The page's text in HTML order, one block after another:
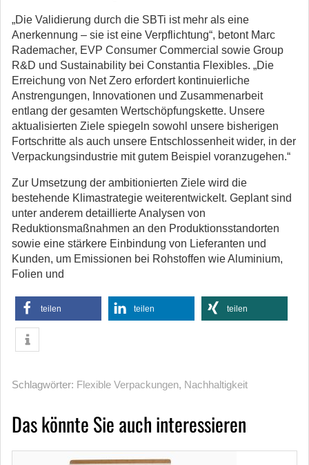
„Die Validierung durch die SBTi ist mehr als eine
Anerkennung – sie ist eine Verpflichtung“, betont Marc
Rademacher, EVP Consumer Commercial sowie Group
R&D und Sustainability bei Constantia Flexibles. „Die
Erreichung von Net Zero erfordert kontinuierliche
Anstrengungen, Innovationen und Zusammenarbeit
entlang der gesamten Wertschöpfungskette. Unsere
aktualisierten Ziele spiegeln sowohl unsere bisherigen
Fortschritte als auch unsere Entschlossenheit wider, in der
Verpackungsindustrie mit gutem Beispiel voranzugehen.“
Zur Umsetzung der ambitionierten Ziele wird die
bestehende Klimastrategie weiterentwickelt. Geplant sind
unter anderem detaillierte Analysen von
Reduktionsmaßnahmen an den Produktionsstandorten
sowie eine stärkere Einbindung von Lieferanten und
Kunden, um Emissionen bei Rohstoffen wie Aluminium,
Folien und
teilen teilen teilen
Schlagwörter: Flexible Verpackungen, Nachhaltigkeit
Das könnte Sie auch interessieren